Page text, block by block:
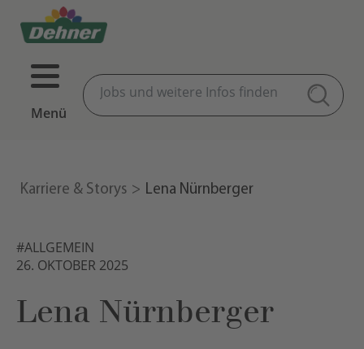
Menü
Karriere & Storys Lena Nürnberger
#ALLGEMEIN
26. OKTOBER 2025
Lena Nürnberger